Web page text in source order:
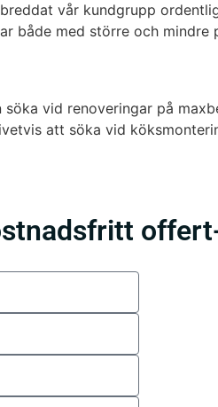
vår kundgrupp
både med större och
vid renoveringar på
att söka vid